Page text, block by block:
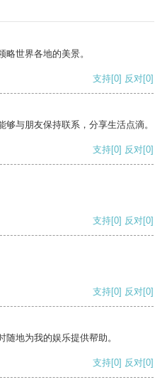
世界各地的美景。
支持[0] 反对[0]
与朋友保持联系，分享生活点滴。
支持[0] 反对[0]
支持[0] 反对[0]
支持[0] 反对[0]
地为我的娱乐提供帮助。
支持[0] 反对[0]